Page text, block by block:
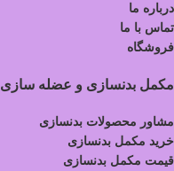
درباره ما
تماس با ما
فروشگاه
مکمل بدنسازی و عضله سازی
مشاور محصولات بدنسازی
خرید مکمل بدنسازی
قیمت مکمل بدنسازی